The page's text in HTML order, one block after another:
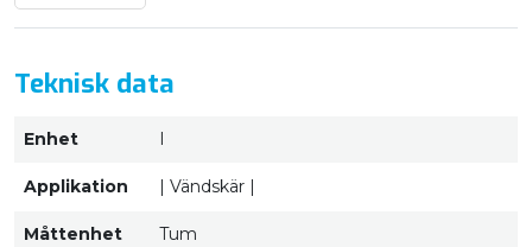
Teknisk data
Enhet
Applikation | Vändskär |
Måttenhet Tum